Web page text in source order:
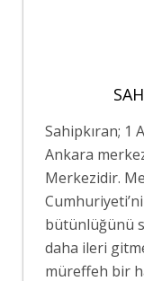
Sahipkıran; 1
Ankara
Merkezidir.
bütünlüğünü
daha ileri
müreffeh bir